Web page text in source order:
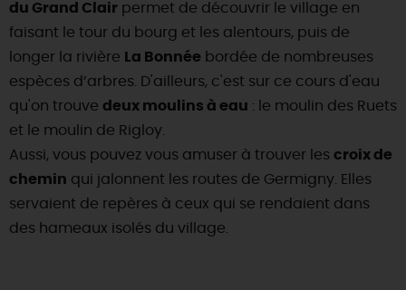
du Grand Clair permet de découvrir le village en
faisant le tour du bourg et les alentours, puis de
longer la rivière La Bonnée bordée de nombreuses
espèces d’arbres. D'ailleurs, c'est sur ce cours d'eau
qu'on trouve deux moulins à eau : le moulin des Ruets
et le moulin de Rigloy.
Aussi, vous pouvez vous amuser à trouver les croix de
chemin qui jalonnent les routes de Germigny. Elles
servaient de repères à ceux qui se rendaient dans
des hameaux isolés du village.